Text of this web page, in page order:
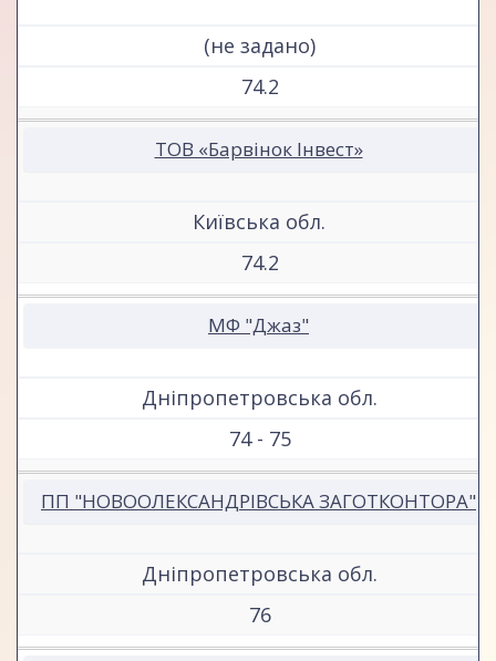
(не задано)
74.2
ТОВ «Барвінок Інвест»
Київська обл.
74.2
МФ "Джаз"
Дніпропетровська обл.
74 - 75
ПП "НОВООЛЕКСАНДРІВСЬКА ЗАГОТКОНТОРА"
Дніпропетровська обл.
76